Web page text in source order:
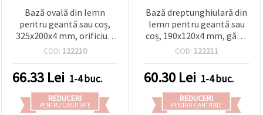
toate!
Setări
Bază ovală din lemn
pentru geantă sau coș,
325x200x4 mm, orificiu 7
mm, culoare lemn natural
COD: 122210
66.33 Lei 1-4 buc.
REDUCERI
PENTRU CANTITATE
Bază dreptunghiulară din
lemn pentru geantă sau
coș, 190x120x4 mm, găuri
8 mm, culoare lemn
COD: 122211
60.30 Lei 1-4 buc.
REDUCERI
PENTRU CANTITATE